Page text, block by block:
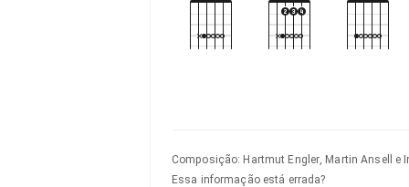
Composição: Hartmut Engler, Martin Ansell e
Essa informação está errada?